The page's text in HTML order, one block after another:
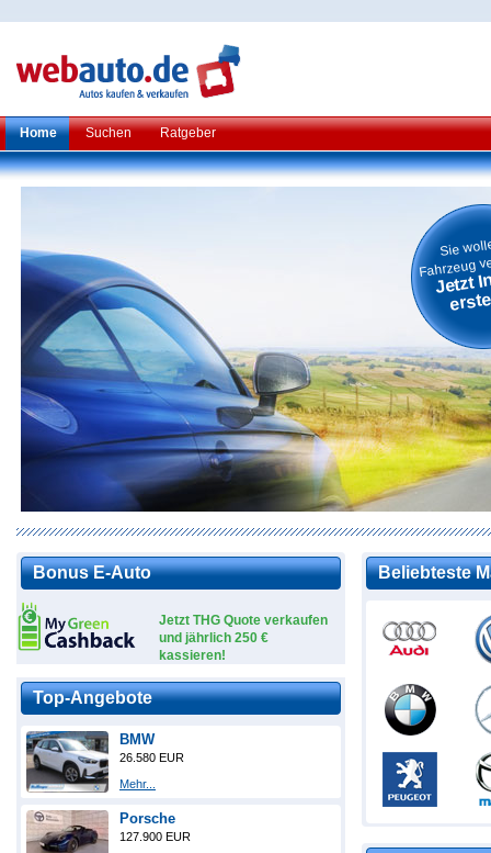
Home Suchen Ratgeber
Sie
Fahrzeug
Jetzt
Bonus E-Auto
Jetzt THG Quote verkaufen
und jährlich 250 €
kassieren!
Top-Angebote
BMW
26.580 EUR
Mehr...
Porsche
127.900 EUR
Beliebteste